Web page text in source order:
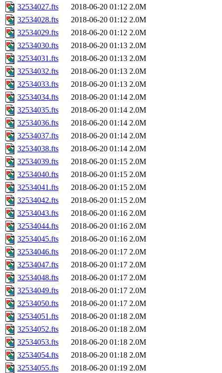
32534027.fts
2018-06-20 01:12 2.0M
32534028.fts
2018-06-20 01:12 2.0M
32534029.fts
2018-06-20 01:12 2.0M
32534030.fts
2018-06-20 01:13 2.0M
32534031.fts
2018-06-20 01:13 2.0M
32534032.fts
2018-06-20 01:13 2.0M
32534033.fts
2018-06-20 01:13 2.0M
32534034.fts
2018-06-20 01:14 2.0M
32534035.fts
2018-06-20 01:14 2.0M
32534036.fts
2018-06-20 01:14 2.0M
32534037.fts
2018-06-20 01:14 2.0M
32534038.fts
2018-06-20 01:14 2.0M
32534039.fts
2018-06-20 01:15 2.0M
32534040.fts
2018-06-20 01:15 2.0M
32534041.fts
2018-06-20 01:15 2.0M
32534042.fts
2018-06-20 01:15 2.0M
32534043.fts
2018-06-20 01:16 2.0M
32534044.fts
2018-06-20 01:16 2.0M
32534045.fts
2018-06-20 01:16 2.0M
32534046.fts
2018-06-20 01:17 2.0M
32534047.fts
2018-06-20 01:17 2.0M
32534048.fts
2018-06-20 01:17 2.0M
32534049.fts
2018-06-20 01:17 2.0M
32534050.fts
2018-06-20 01:17 2.0M
32534051.fts
2018-06-20 01:18 2.0M
32534052.fts
2018-06-20 01:18 2.0M
32534053.fts
2018-06-20 01:18 2.0M
32534054.fts
2018-06-20 01:18 2.0M
32534055.fts
2018-06-20 01:19 2.0M